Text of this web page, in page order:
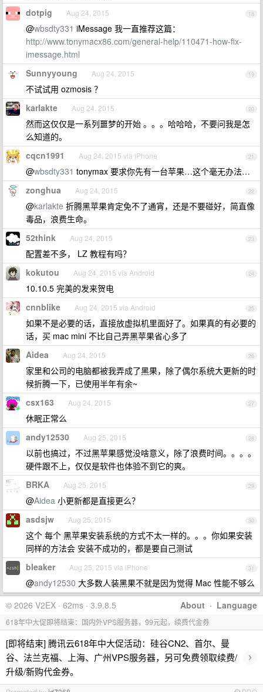
18
dotpig Aug 24, 2015
@wbsdty331 iMessage 我一直推荐这篇：
http://www.tonymacx86.com/general-help/110471-how-fix-
imessage.html
19
Sunnyyoung Aug 24, 2015
不试试用 ozmosis ？
20
karlakte Aug 24, 2015
然而这仅仅是一系列噩梦的开始 。。。哈哈哈，不要问我是怎
么知道的。
21
cqcn1991 Aug 24, 2015 via iPhone
@wbsdty331 tonymax 要求你先有一台苹果…这个毫无办法…
22
zonghua Aug 24, 2015
@karlakte 折腾黑苹果肯定免不了通宵，还是不要碰好，简直像
毒品，浪费生命。
23
52think Aug 24, 2015
配置差不多， LZ 教程有吗？
24
kokutou Aug 24, 2015 via Android
10.10.5 完美的发来贺电
25
cnnblike Aug 24, 2015 via Android
如果不是必要的话，直接放虚拟机里面好了。如果真的有必要的
话，买 mac mini 不比自己弄黑苹果省心多了
26
Aidea Aug 24, 2015
家里和公司的电脑都被我弄成了黑果，除了偶尔系统大更新的时
候折腾一下，已使用半年有余~
27
csx163 Aug 24, 2015
休眠正常么
28
andy12530 Aug 25, 2015
以前也搞过，不过黑苹果感觉没啥意义，除了浪费时间。。。。
硬件跟不上，仅仅是软件也体验不到它的爽。
29
BRKA Aug 25, 2015
@Aidea 小更新都是直接更么？
30
asdsjw Aug 25, 2015
这个 每个 黑苹果安装系统的方式不太一样的。。。你如果安装
同样的方法会 安装不成功的，都是要自己测试
31
bleaker Aug 25, 2015 via iPhone
@andy12530 大多数人装黑果不就是因为觉得 Mac 性能不够么
About · Language
© 2026 V2EX · 62ms · 3.9.8.5
618年中大促即将结束：国内外VPS服务器，99元起，续费代金券
[即将结束] 腾讯云618年中大促活动：硅谷CN2、首尔、曼
谷、法兰克福、上海、广州VPS服务器，另可免费领取续费/
升级/新购代金券。
›